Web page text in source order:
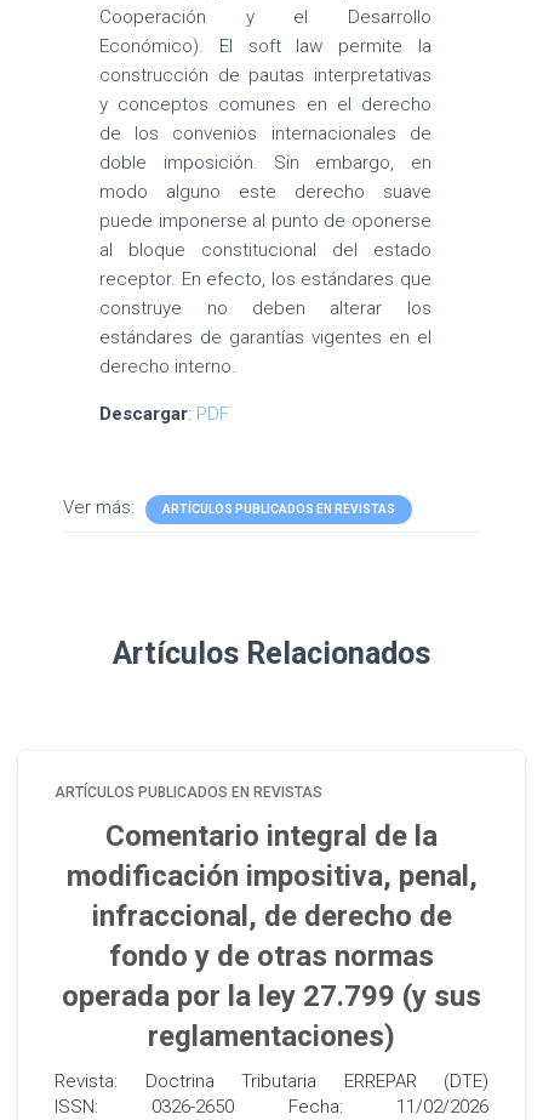
Cooperación y el Desarrollo
Económico). El soft law permite la
construcción de pautas interpretativas
y conceptos comunes en el derecho
de los convenios internacionales de
doble imposición. Sin embargo, en
modo alguno este derecho suave
puede imponerse al punto de oponerse
al bloque constitucional del estado
receptor. En efecto, los estándares que
construye no deben alterar los
estándares de garantías vigentes en el
derecho interno.
Descargar: PDF
Ver más: ARTÍCULOS PUBLICADOS EN REVISTAS
Artículos Relacionados
ARTÍCULOS PUBLICADOS EN REVISTAS
Comentario integral de la
modificación impositiva, penal,
infraccional, de derecho de
fondo y de otras normas
operada por la ley 27.799 (y sus
reglamentaciones)
Revista: Doctrina Tributaria ERREPAR (DTE)
ISSN: 0326-2650 Fecha: 11/02/2026